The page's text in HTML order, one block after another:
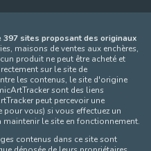
sites proposant des originaux
maisons de ventes aux enchères,
produit ne peut être acheté et
sur le site de
les contenus, le site d'origine
sont des liens
peut percevoir une
vous) si vous effectuez un
le site en fonctionnement.
contenus dans ce site sont